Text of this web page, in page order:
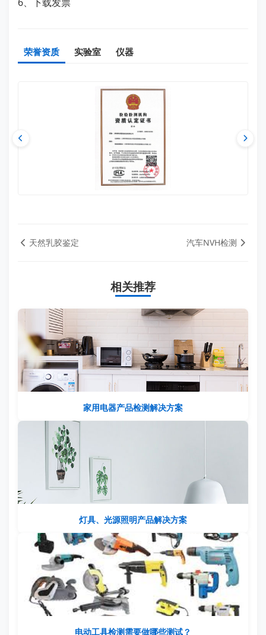
荣誉资质 实验室 仪器
天然乳胶鉴定 汽车NVH检测
相关推荐
家用电器产品检测解决方案
灯具、光源照明产品解决方案
电动工具检测需要做哪些测试？